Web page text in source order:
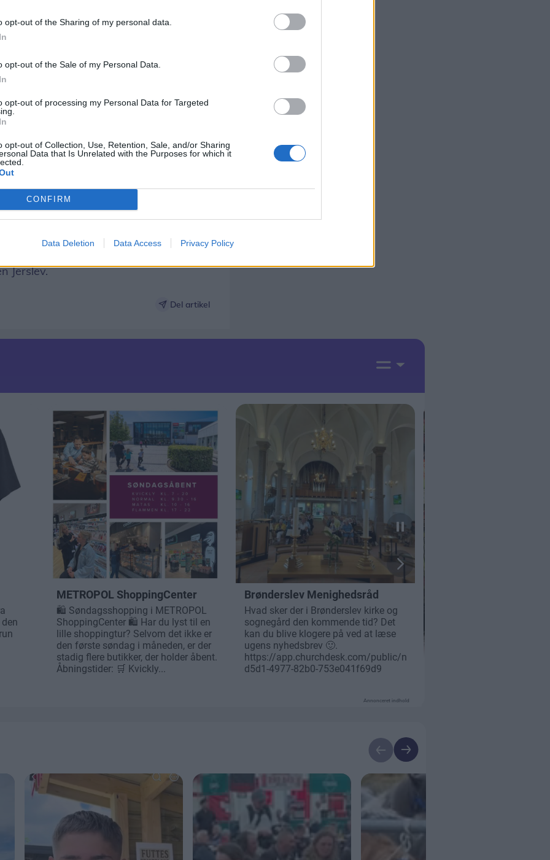
opt-out of the Sharing of my personal data.
opt-out of the Sale of my Personal Data.
opt-out of processing my Personal Data for Targeted
opt-out of Collection, Use, Retention, Sale, and/or Sharing
Data that Is Unrelated with the Purposes for which it
CONFIRM
Data Deletion Data Access Privacy Policy
begivenheder, der har rod i
foreningen i spidsen for etableringen
forsamlingshuset.
og således lykkedes det at
som projektet kostede. I dag danner
adspredelse, sommerfester
forgangne lørdag, hvor også flere
vejen forbi. Dagen bød desuden på
samt en udstilling om Sterup i
Jerslev.
Del artikel
Annonceret indhold